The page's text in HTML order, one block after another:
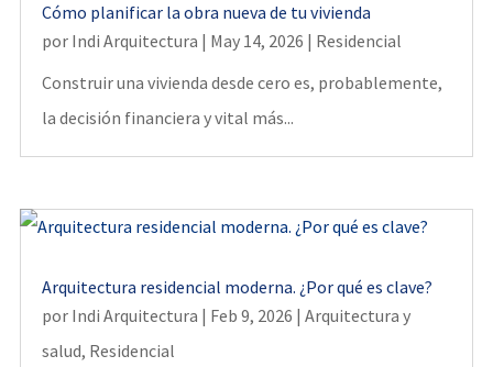
Cómo planificar la obra nueva de tu vivienda
por Indi Arquitectura | May 14, 2026 | Residencial
Construir una vivienda desde cero es, probablemente,
la decisión financiera y vital más...
Arquitectura residencial moderna. ¿Por qué es clave?
por Indi Arquitectura | Feb 9, 2026 | Arquitectura y
salud, Residencial